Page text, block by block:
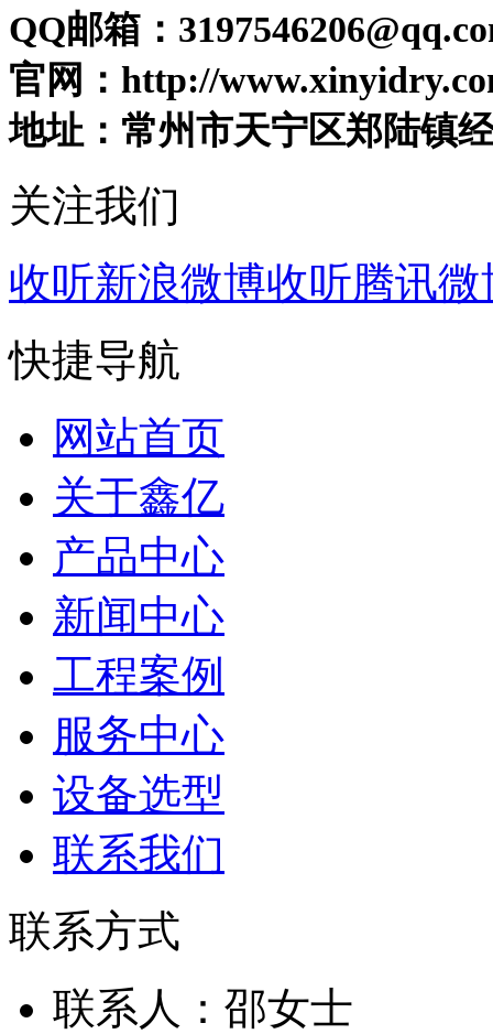
QQ邮箱：
官网：http://
地址：常州市天宁区郑陆镇
关注我们
收听新浪微博收听腾讯微
快捷导航
网站首页
关于鑫亿
产品中心
新闻中心
工程案例
服务中心
设备选型
联系我们
联系方式
联系人：邵女士